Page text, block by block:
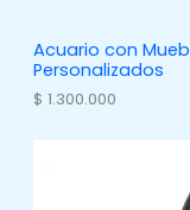
Acuario con
Personalizados
$ 1.300.000